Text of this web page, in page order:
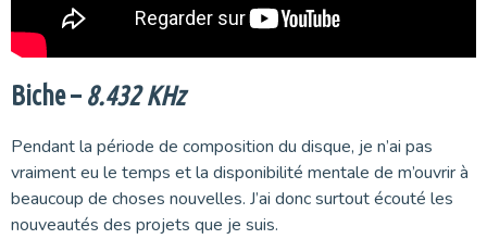
Biche –8.432 KHz
Pendant la période de composition du disque, je n’ai pas
vraiment eu le temps et la disponibilité mentale de m’ouvrir à
beaucoup de choses nouvelles. J’ai donc surtout écouté les
nouveautés des projets que je suis.